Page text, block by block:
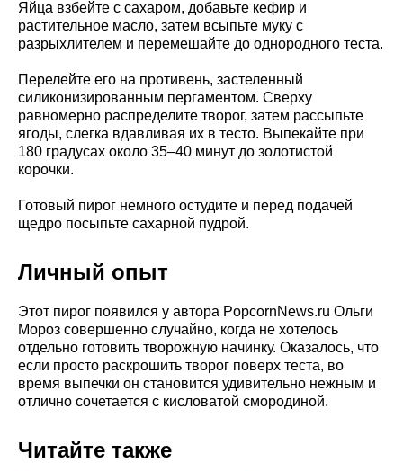
Яйца взбейте с сахаром, добавьте кефир и
растительное масло, затем всыпьте муку с
разрыхлителем и перемешайте до однородного теста.
Перелейте его на противень, застеленный
силиконизированным пергаментом. Сверху
равномерно распределите творог, затем рассыпьте
ягоды, слегка вдавливая их в тесто. Выпекайте при
180 градусах около 35–40 минут до золотистой
корочки.
Готовый пирог немного остудите и перед подачей
щедро посыпьте сахарной пудрой.
Личный опыт
Этот пирог появился у автора PopcornNews.ru Ольги
Мороз совершенно случайно, когда не хотелось
отдельно готовить творожную начинку. Оказалось, что
если просто раскрошить творог поверх теста, во
время выпечки он становится удивительно нежным и
отлично сочетается с кисловатой смородиной.
Читайте также